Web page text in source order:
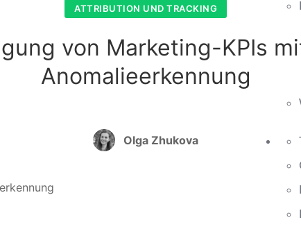
ATTRIBUTION UND TRACKING
von Marketing-KPIs
Anomalieerkennung
Olga Zhukova